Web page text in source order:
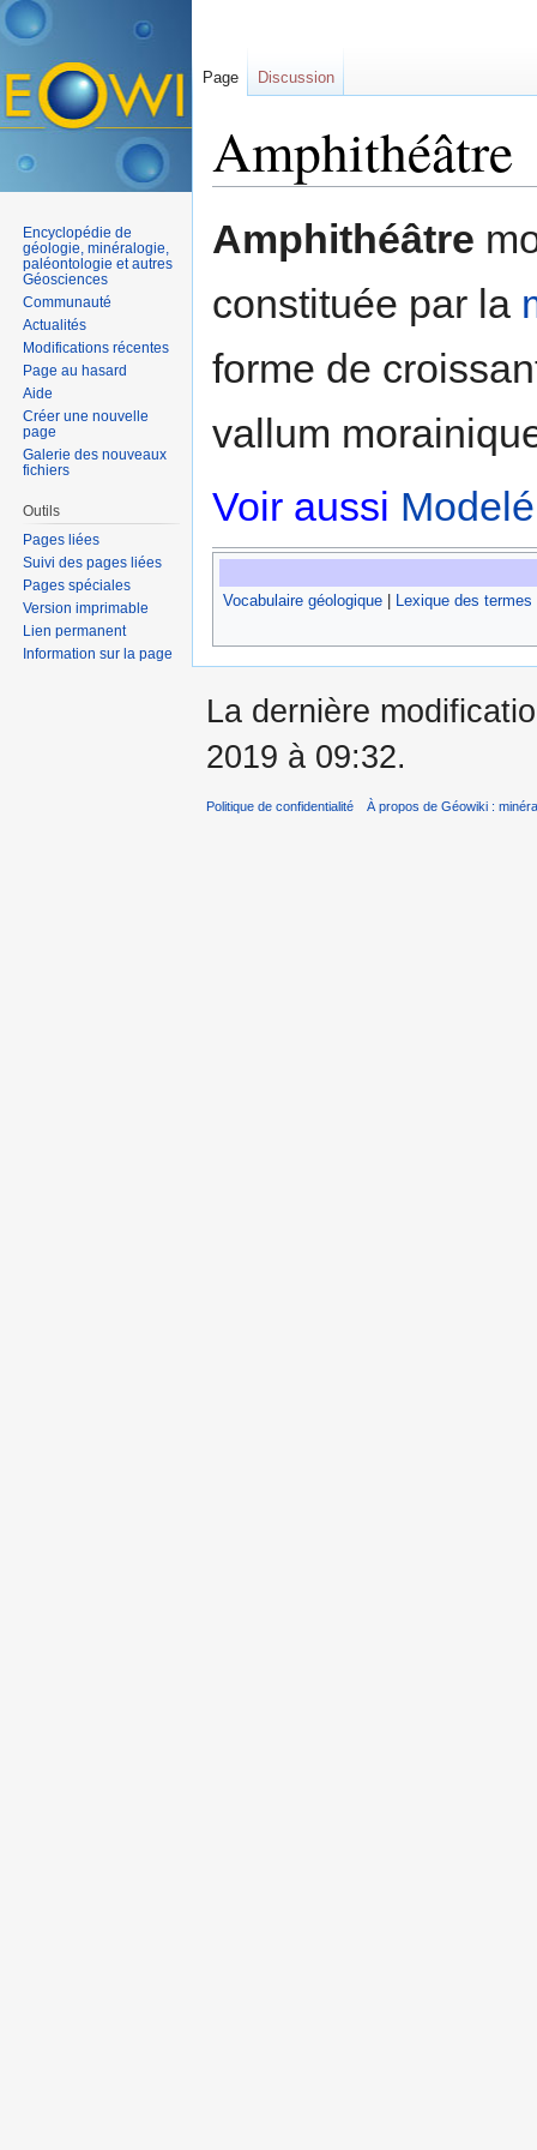
Amphithéâtre
Amphithéâtre
constituée par la
forme de
vallum
Voir aussi Modelé
Vocabulaire géologique| Lexique des
Page Discussion
Encyclopédie de
géologie, minéralogie,
paléontologie et autres
Géosciences
Communauté
Actualités
Modifications récentes
Page au hasard
Aide
Créer une nouvelle
page
Galerie des nouveaux
fichiers
Outils
Pages liées
Suivi des pages liées
Pages spéciales
Version imprimable
Lien permanent
Information sur la page
La dernière
2019 à 09:32.
Politique de confidentialité À propos de Géowiki :